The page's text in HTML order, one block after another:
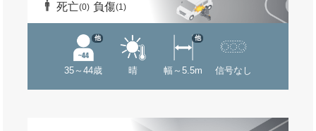
死亡(0) 負傷(1)
35～44歳
他
晴 幅～5.5m
他
信号なし